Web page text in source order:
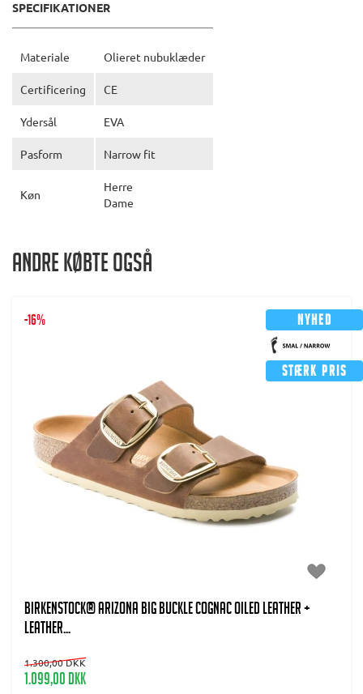
SPECIFIKATIONER
Materiale Olieret nubuklæder
Certificering CE
Ydersål EVA
Pasform Narrow fit
Køn
Herre
Dame
Andre købte også
Nyhed
Stærk pris
-16%
BIRKENSTOCK® Arizona Big Buckle Cognac Oiled Leather +
leather...
1.300,00 DKK
1.099,00 DKK